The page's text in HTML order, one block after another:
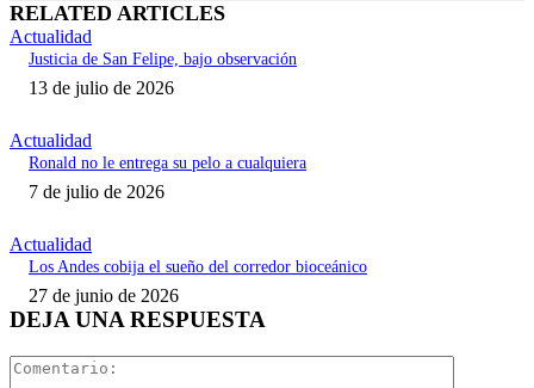
RELATED ARTICLES
Actualidad
Justicia de San Felipe, bajo observación
13 de julio de 2026
Actualidad
Ronald no le entrega su pelo a cualquiera
7 de julio de 2026
Actualidad
Los Andes cobija el sueño del corredor bioceánico
27 de junio de 2026
DEJA UNA RESPUESTA